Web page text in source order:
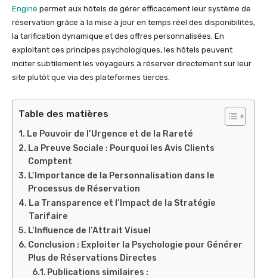
Engine permet aux hôtels de gérer efficacement leur système de
réservation grâce à la mise à jour en temps réel des disponibilités,
la tarification dynamique et des offres personnalisées. En
exploitant ces principes psychologiques, les hôtels peuvent
inciter subtilement les voyageurs à réserver directement sur leur
site plutôt que via des plateformes tierces.
Table des matières
Le Pouvoir de l’Urgence et de la Rareté
La Preuve Sociale : Pourquoi les Avis Clients
Comptent
L’Importance de la Personnalisation dans le
Processus de Réservation
La Transparence et l’Impact de la Stratégie
Tarifaire
L’Influence de l’Attrait Visuel
Conclusion : Exploiter la Psychologie pour Générer
Plus de Réservations Directes
Publications similaires :